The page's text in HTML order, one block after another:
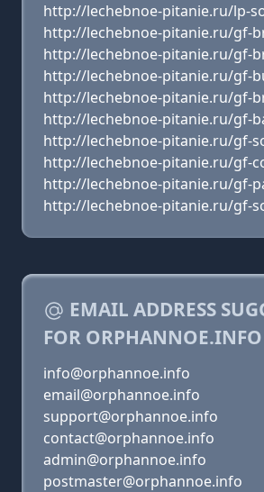
http://lechebnoe-pitanie.ru/lp-
http://lechebnoe-pitanie.ru/gf-
http://lechebnoe-pitanie.ru/gf-
http://lechebnoe-pitanie.ru/gf-
http://lechebnoe-pitanie.ru/gf-
http://lechebnoe-pitanie.ru/gf-
http://lechebnoe-pitanie.ru/gf-
http://lechebnoe-pitanie.ru/gf-
http://lechebnoe-pitanie.ru/gf-
http://lechebnoe-pitanie.ru/gf-
EMAIL ADDRESS
FOR ORPHANNOE.INFO
info@orphannoe.info
email@orphannoe.info
support@orphannoe.info
contact@orphannoe.info
admin@orphannoe.info
postmaster@orphannoe.info